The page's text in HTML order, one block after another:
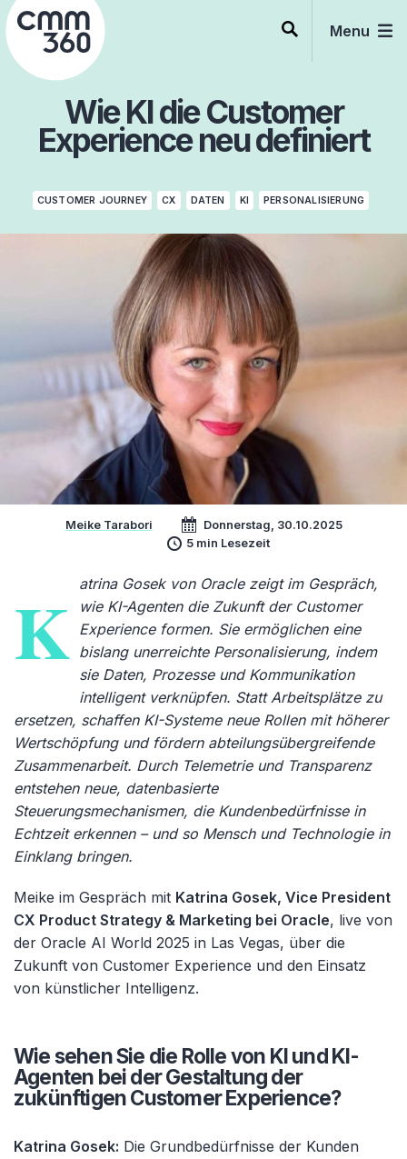
Skip
to
content
Menu
Wie KI die Customer
Experience neu definiert
CUSTOMER JOURNEY CX DATEN KI PERSONALISIERUNG
Meike Tarabori
Donnerstag, 30.10.2025
5 min Lesezeit
K atrina Gosek von Oracle zeigt im Gespräch,
wie KI-Agenten die Zukunft der Customer
Experience formen. Sie ermöglichen eine
bislang unerreichte Personalisierung, indem
sie Daten, Prozesse und Kommunikation
intelligent verknüpfen. Statt Arbeitsplätze zu
ersetzen, schaffen KI-Systeme neue Rollen mit höherer
Wertschöpfung und fördern abteilungsübergreifende
Zusammenarbeit. Durch Telemetrie und Transparenz
entstehen neue, datenbasierte
Steuerungsmechanismen, die Kundenbedürfnisse in
Echtzeit erkennen – und so Mensch und Technologie in
Einklang bringen.
Meike im Gespräch mit Katrina Gosek, Vice President
CX Product Strategy & Marketing bei Oracle, live von
der Oracle AI World 2025 in Las Vegas, über die
Zukunft von Customer Experience und den Einsatz
von künstlicher Intelligenz.
Wie sehen Sie die Rolle von KI und KI-
Agenten bei der Gestaltung der
zukünftigen Customer Experience?
Katrina Gosek: Die Grundbedürfnisse der Kunden